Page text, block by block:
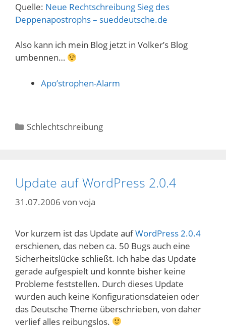
Quelle: Neue Rechtschreibung Sieg des
Deppenapostrophs – sueddeutsche.de
Also kann ich mein Blog jetzt in Volker’s Blog
umbennen…
Apo’strophen-Alarm
Kategorien
Schlechtschreibung
Update auf WordPress 2.0.4
31.07.2006 von voja
Vor kurzem ist das Update aufWordPress 2.0.4
erschienen, das neben ca. 50 Bugs auch eine
Sicherheitslücke schließt. Ich habe das Update
gerade aufgespielt und konnte bisher keine
Probleme feststellen. Durch dieses Update
wurden auch keine Konfigurationsdateien oder
das Deutsche Theme überschrieben, von daher
verlief alles reibungslos.